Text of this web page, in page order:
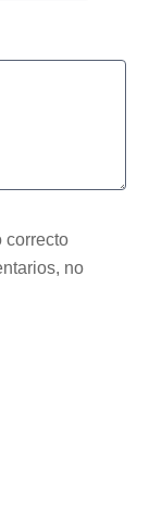
correcto
no